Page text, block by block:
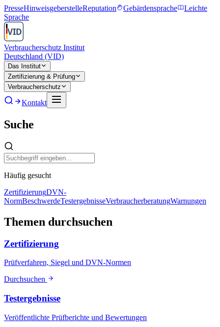
PresseHinweisgeberstelleReputation Gebärdensprache
Leichte
Sprache
Verbraucherschutz Institut
Deutschland (VID)
Das Institut
Zertifizierung & Prüfung
Verbraucherschutz
Kontakt
Suche
Häufig gesucht
ZertifizierungDVN-
NormBeschwerdeTestergebnisseVerbraucherberatungWarnungen
Themen durchsuchen
Zertifizierung
Prüfverfahren, Siegel und DVN-Normen
Durchsuchen
Testergebnisse
Veröffentlichte Prüfberichte und Bewertungen